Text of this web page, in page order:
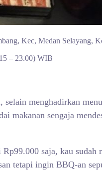
Kec, Medan Selayang,
– 23.00) WIB
menghadirkan
makanan sengaja
saja, kau sudah
tetapi ingin BBQ-an